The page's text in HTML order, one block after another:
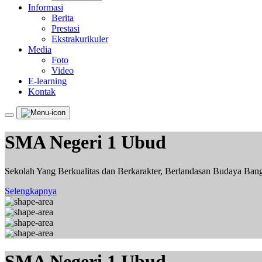
Informasi
Berita
Prestasi
Ekstrakurikuler
Media
Foto
Video
E-learning
Kontak
SMA Negeri 1 Ubud
Sekolah Yang Berkualitas dan Berkarakter, Berlandasan Budaya
Selengkapnya